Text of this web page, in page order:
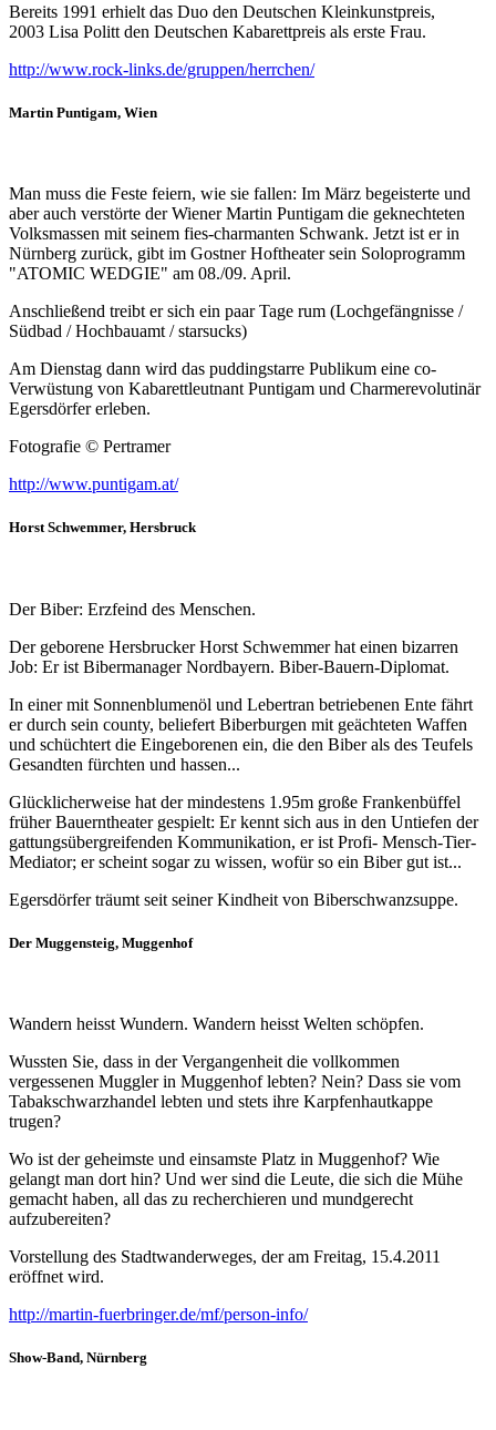
Bereits 1991 erhielt das Duo den Deutschen Kleinkunstpreis,
2003 Lisa Politt den Deutschen Kabarettpreis als erste Frau.
http://www.rock-links.de/gruppen/herrchen/
Martin Puntigam, Wien
Man muss die Feste feiern, wie sie fallen: Im März begeisterte und
aber auch verstörte der Wiener Martin Puntigam die geknechteten
Volksmassen mit seinem fies-charmanten Schwank. Jetzt ist er in
Nürnberg zurück, gibt im Gostner Hoftheater sein Soloprogramm
"ATOMIC WEDGIE" am 08./09. April.
Anschließend treibt er sich ein paar Tage rum (Lochgefängnisse /
Südbad / Hochbauamt / starsucks)
Am Dienstag dann wird das puddingstarre Publikum eine co-
Verwüstung von Kabarettleutnant Puntigam und Charmerevolutinär
Egersdörfer erleben.
Fotografie © Pertramer
http://www.puntigam.at/
Horst Schwemmer, Hersbruck
Der Biber: Erzfeind des Menschen.
Der geborene Hersbrucker Horst Schwemmer hat einen bizarren
Job: Er ist Bibermanager Nordbayern. Biber-Bauern-Diplomat.
In einer mit Sonnenblumenöl und Lebertran betriebenen Ente fährt
er durch sein county, beliefert Biberburgen mit geächteten Waffen
und schüchtert die Eingeborenen ein, die den Biber als des Teufels
Gesandten fürchten und hassen...
Glücklicherweise hat der mindestens 1.95m große Frankenbüffel
früher Bauerntheater gespielt: Er kennt sich aus in den Untiefen der
gattungsübergreifenden Kommunikation, er ist Profi- Mensch-Tier-
Mediator; er scheint sogar zu wissen, wofür so ein Biber gut ist...
Egersdörfer träumt seit seiner Kindheit von Biberschwanzsuppe.
Der Muggensteig, Muggenhof
Wandern heisst Wundern. Wandern heisst Welten schöpfen.
Wussten Sie, dass in der Vergangenheit die vollkommen
vergessenen Muggler in Muggenhof lebten? Nein? Dass sie vom
Tabakschwarzhandel lebten und stets ihre Karpfenhautkappe
trugen?
Wo ist der geheimste und einsamste Platz in Muggenhof? Wie
gelangt man dort hin? Und wer sind die Leute, die sich die Mühe
gemacht haben, all das zu recherchieren und mundgerecht
aufzubereiten?
Vorstellung des Stadtwanderweges, der am Freitag, 15.4.2011
eröffnet wird.
http://martin-fuerbringer.de/mf/person-info/
Show-Band, Nürnberg